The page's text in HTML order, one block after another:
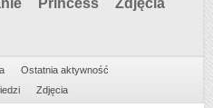
Princess Zdjęcia
Ostatnia aktywność
Zdjęcia